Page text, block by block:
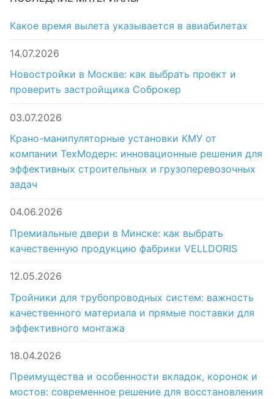
Какое время вылета указывается в авиабилетах
14.07.2026
Новостройки в Москве: как выбрать проект и
проверить застройщика Соброкер
03.07.2026
Крано-манипуляторные установки КМУ от
компании ТехМодерн: инновационные решения для
эффективных строительных и грузоперевозочных
задач
04.06.2026
Премиальные двери в Минске: как выбрать
качественную продукцию фабрики VELLDORIS
12.05.2026
Тройники для трубопроводных систем: важность
качественного материала и прямые поставки для
эффективного монтажа
18.04.2026
Преимущества и особенности вкладок, коронок и
мостов: современное решение для восстановления